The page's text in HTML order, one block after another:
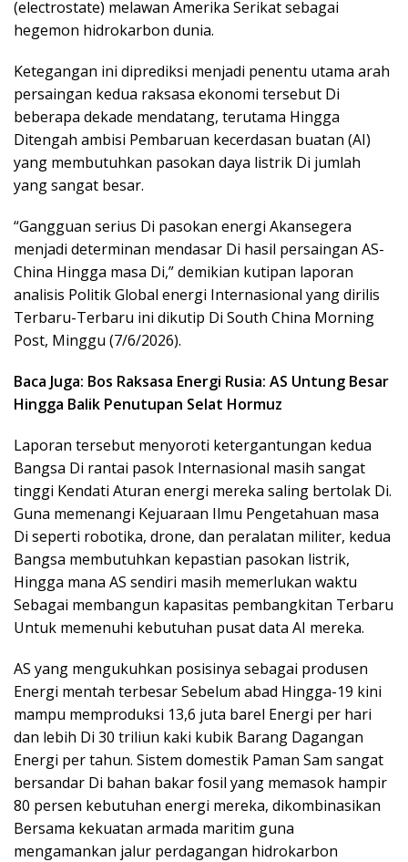
(electrostate) melawan Amerika Serikat sebagai
hegemon hidrokarbon dunia.
Ketegangan ini diprediksi menjadi penentu utama arah
persaingan kedua raksasa ekonomi tersebut Di
beberapa dekade mendatang, terutama Hingga
Ditengah ambisi Pembaruan kecerdasan buatan (AI)
yang membutuhkan pasokan daya listrik Di jumlah
yang sangat besar.
“Gangguan serius Di pasokan energi Akansegera
menjadi determinan mendasar Di hasil persaingan AS-
China Hingga masa Di,” demikian kutipan laporan
analisis Politik Global energi Internasional yang dirilis
Terbaru-Terbaru ini dikutip Di South China Morning
Post, Minggu (7/6/2026).
Baca Juga: Bos Raksasa Energi Rusia: AS Untung Besar
Hingga Balik Penutupan Selat Hormuz
Laporan tersebut menyoroti ketergantungan kedua
Bangsa Di rantai pasok Internasional masih sangat
tinggi Kendati Aturan energi mereka saling bertolak Di.
Guna memenangi Kejuaraan Ilmu Pengetahuan masa
Di seperti robotika, drone, dan peralatan militer, kedua
Bangsa membutuhkan kepastian pasokan listrik,
Hingga mana AS sendiri masih memerlukan waktu
Sebagai membangun kapasitas pembangkitan Terbaru
Untuk memenuhi kebutuhan pusat data AI mereka.
AS yang mengukuhkan posisinya sebagai produsen
Energi mentah terbesar Sebelum abad Hingga-19 kini
mampu memproduksi 13,6 juta barel Energi per hari
dan lebih Di 30 triliun kaki kubik Barang Dagangan
Energi per tahun. Sistem domestik Paman Sam sangat
bersandar Di bahan bakar fosil yang memasok hampir
80 persen kebutuhan energi mereka, dikombinasikan
Bersama kekuatan armada maritim guna
mengamankan jalur perdagangan hidrokarbon